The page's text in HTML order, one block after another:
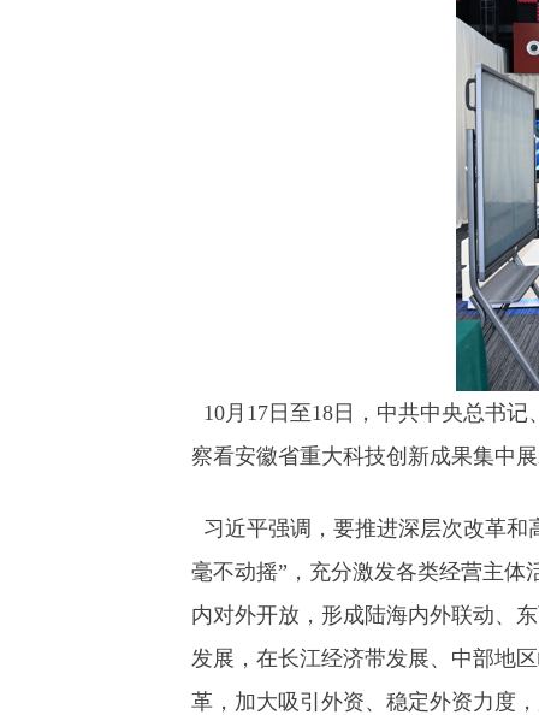
10月17日至18日，中共中央总书
察看安徽省重大科技创新成果集中
习近平强调，要推进深层次改革
毫不动摇”，充分激发各类经营主
内对外开放，形成陆海内外联动、
发展，在长江经济带发展、中部地
革，加大吸引外资、稳定外资力度